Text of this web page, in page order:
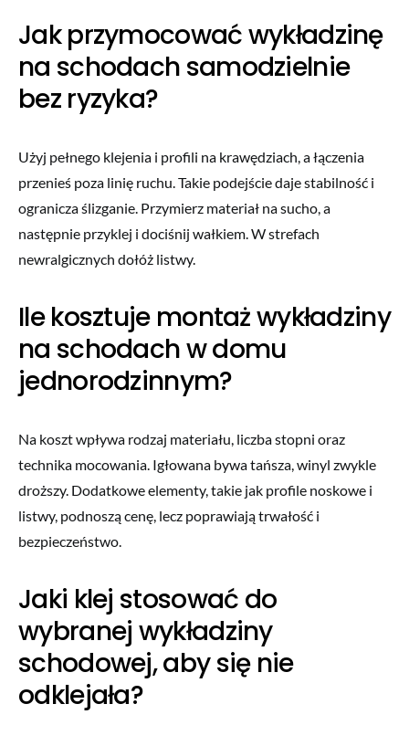
Jak przymocować wykładzinę
na schodach samodzielnie
bez ryzyka?
Użyj pełnego klejenia i profili na krawędziach, a łączenia
przenieś poza linię ruchu. Takie podejście daje stabilność i
ogranicza ślizganie. Przymierz materiał na sucho, a
następnie przyklej i dociśnij wałkiem. W strefach
newralgicznych dołóż listwy.
Ile kosztuje montaż wykładziny
na schodach w domu
jednorodzinnym?
Na koszt wpływa rodzaj materiału, liczba stopni oraz
technika mocowania. Igłowana bywa tańsza, winyl zwykle
droższy. Dodatkowe elementy, takie jak profile noskowe i
listwy, podnoszą cenę, lecz poprawiają trwałość i
bezpieczeństwo.
Jaki klej stosować do
wybranej wykładziny
schodowej, aby się nie
odklejała?